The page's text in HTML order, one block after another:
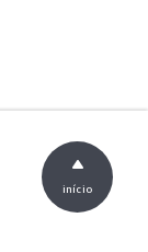
início